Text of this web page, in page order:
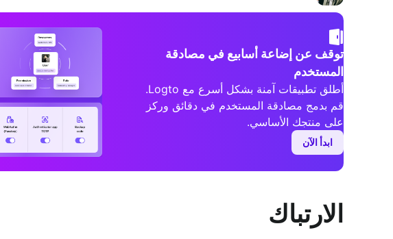
توقف عن إضاعة أسابيع في مصادقة
المستخدم
أطلق تطبيقات آمنة بشكل أسرع مع Logto.
قم بدمج مصادقة المستخدم في دقائق وركز
على منتجك الأساسي.
ابدأ الآن
الارتباك